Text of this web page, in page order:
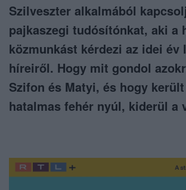
Szilveszter alkalmából
pajkaszegi tudósítónkat, aki a
közmunkást kérdezi az idei év
híreiről. Hogy mit gondol
Szifon és Matyi, és hogy
hatalmas fehér nyúl, kiderül a